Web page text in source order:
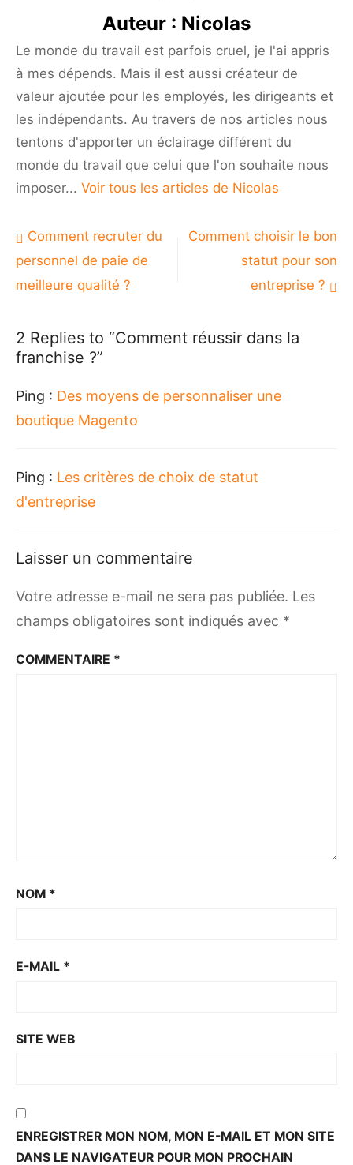
Auteur : Nicolas
Le monde du travail est parfois cruel, je l'ai appris
à mes dépends. Mais il est aussi créateur de
valeur ajoutée pour les employés, les dirigeants et
les indépendants. Au travers de nos articles nous
tentons d'apporter un éclairage différent du
monde du travail que celui que l'on souhaite nous
imposer... Voir tous les articles de Nicolas
Navigation
de
l’article
Comment recruter du
personnel de paie de
meilleure qualité ?
Comment choisir le bon
statut pour son
entreprise ?
2 Replies to “Comment réussir dans la
franchise ?”
Ping : Des moyens de personnaliser une
boutique Magento
Ping : Les critères de choix de statut
d'entreprise
Laisser un commentaire
Votre adresse e-mail ne sera pas publiée. Les
champs obligatoires sont indiqués avec *
COMMENTAIRE *
NOM *
E-MAIL *
SITE WEB
ENREGISTRER MON NOM, MON E-MAIL ET MON SITE
DANS LE NAVIGATEUR POUR MON PROCHAIN